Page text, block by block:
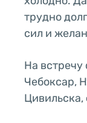
трудно
сил и
На встречу
Чебоксар,